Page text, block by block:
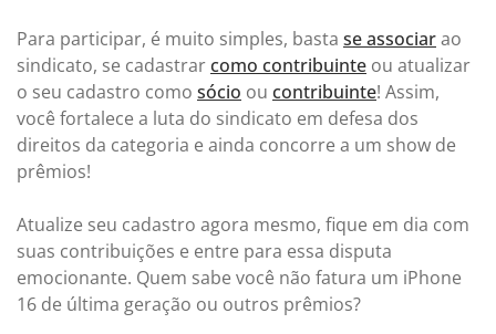
Para participar, é muito simples, basta se associarao
sindicato, se cadastrarcomo contribuinte ou atualizar
o seu cadastro como sócio ou contribuinte! Assim,
você fortalece a luta do sindicato em defesa dos
direitos da categoria e ainda concorre a um show de
prêmios!
Atualize seu cadastro agora mesmo, fique em dia com
suas contribuições e entre para essa disputa
emocionante. Quem sabe você não fatura um iPhone
16 de última geração ou outros prêmios?